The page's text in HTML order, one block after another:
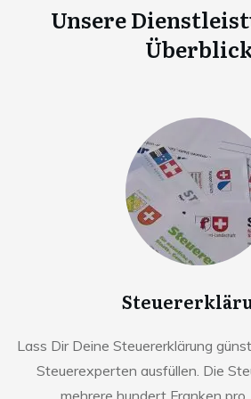
Unsere
Lass Dir Deine Steuererklärung
Steuerexperten ausfüllen. Die
mehrere hundert Franken pro